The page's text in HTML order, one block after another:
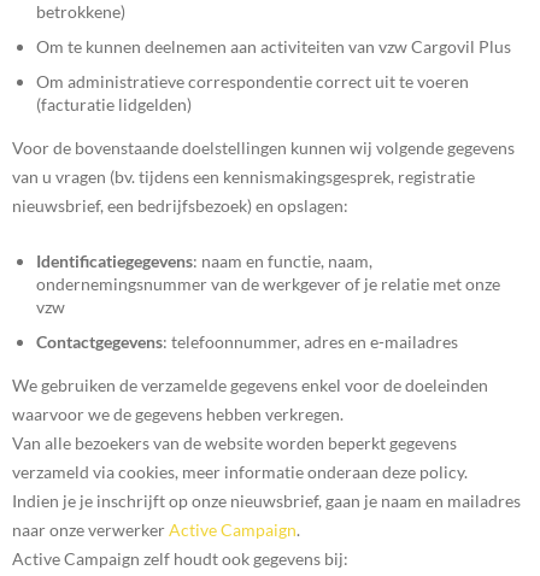
betrokkene)
Om te kunnen deelnemen aan activiteiten van vzw Cargovil Plus
Om administratieve correspondentie correct uit te voeren
(facturatie lidgelden)
Voor de bovenstaande doelstellingen kunnen wij volgende gegevens
van u vragen (bv. tijdens een kennismakingsgesprek, registratie
nieuwsbrief, een bedrijfsbezoek) en opslagen:
Identificatiegegevens: naam en functie, naam,
ondernemingsnummer van de werkgever of je relatie met onze
vzw
Contactgegevens: telefoonnummer, adres en e-mailadres
We gebruiken de verzamelde gegevens enkel voor de doeleinden
waarvoor we de gegevens hebben verkregen.
Van alle bezoekers van de website worden beperkt gegevens
verzameld via cookies, meer informatie onderaan deze policy.
Indien je je inschrijft op onze nieuwsbrief, gaan je naam en mailadres
naar onze verwerkerActive Campaign.
Active Campaign zelf houdt ook gegevens bij: